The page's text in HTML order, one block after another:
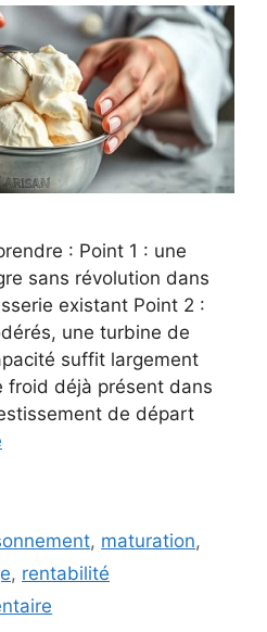
: Point 1 : une
sans révolution dans
existant Point 2 :
une turbine de
suffit largement
froid déjà présent dans
de départ
, maturation,
, rentabilité